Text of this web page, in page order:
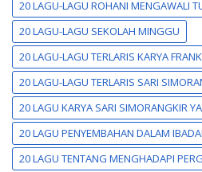
20 LAGU-LAGU ROHANI MENGAWALI
20 LAGU-LAGU SEKOLAH MINGGU
20 LAGU-LAGU TERLARIS KARYA
20 LAGU-LAGU TERLARIS SARI
20 LAGU KARYA SARI SIMORANGKIR
20 LAGU PENYEMBAHAN DALAM
20 LAGU TENTANG MENGHADAPI